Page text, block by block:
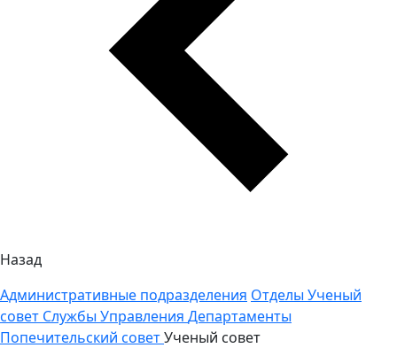
Назад
Административные подразделения Отделы Ученый
совет Службы Управления Департаменты
Попечительский советУченый совет